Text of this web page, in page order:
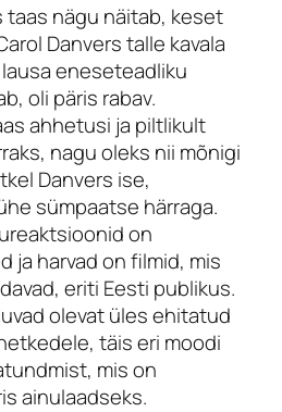
taas nägu näitab, keset
Danvers talle kavala
eneseteadliku
oli päris rabav.
ahhetusi ja piltlikult
nagu oleks nii mõnigi
Danvers ise,
sümpaatse härraga.
on
ja harvad on filmid, mis
eriti Eesti publikus.
olevat üles ehitatud
täis eri moodi
mis on
ainulaadseks.